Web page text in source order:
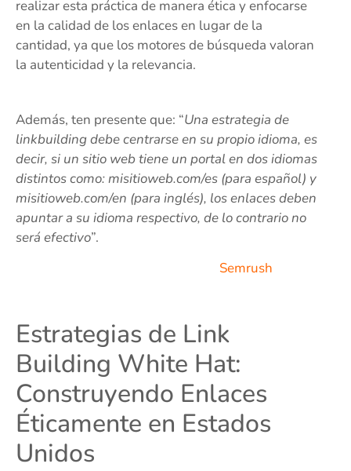
realizar esta práctica de manera ética y enfocarse
en la calidad de los enlaces en lugar de la
cantidad, ya que los motores de búsqueda valoran
la autenticidad y la relevancia.
Además, ten presente que: “Una estrategia de
linkbuilding debe centrarse en su propio idioma, es
decir, si un sitio web tiene un portal en dos idiomas
distintos como: misitioweb.com/es (para español) y
misitioweb.com/en (para inglés), los enlaces deben
apuntar a su idioma respectivo, de lo contrario no
será efectivo”.
Semrush
Estrategias de Link
Building White Hat:
Construyendo Enlaces
Éticamente en Estados
Unidos